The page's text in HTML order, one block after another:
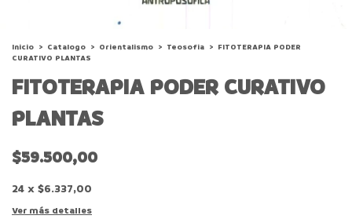
Inicio > Catalogo > Orientalismo > Teosofia > FITOTERAPIA PODER
CURATIVO PLANTAS
FITOTERAPIA PODER CURATIVO
PLANTAS
$59.500,00
24 x $6.337,00
Ver más detalles